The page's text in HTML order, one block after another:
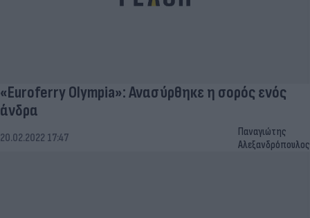
«Euroferry Olympia»: Ανασύρθηκε η σορός ενός
άνδρα
20.02.2022 17:47
Παναγιώτης
Αλεξανδρόπουλος